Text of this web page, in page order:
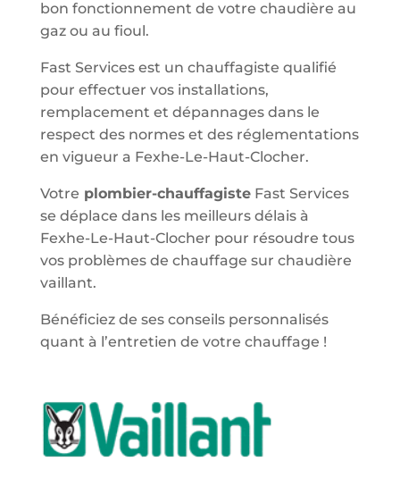
bon fonctionnement de votre chaudière au
gaz ou au fioul.
Fast Services est un chauffagiste qualifié
pour effectuer vos installations,
remplacement et dépannages dans le
respect des normes et des réglementations
en vigueur a Fexhe-Le-Haut-Clocher.
Votre plombier-chauffagisteFast Services
se déplace dans les meilleurs délais à
Fexhe-Le-Haut-Clocher pour résoudre tous
vos problèmes de chauffage sur chaudière
vaillant.
Bénéficiez de ses conseils personnalisés
quant à l’entretien de votre chauffage !